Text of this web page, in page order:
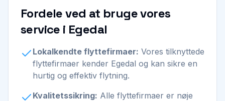
Fordele ved at bruge vores
service i Egedal
Lokalkendte flyttefirmaer: Vores tilknyttede
flyttefirmaer kender Egedal og kan sikre en
hurtig og effektiv flytning.
Kvalitetssikring: Alle flyttefirmaer er nøje